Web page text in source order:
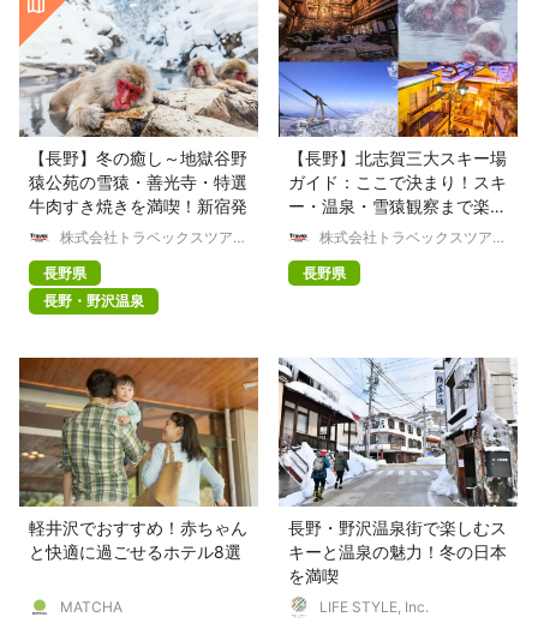
【長野】冬の癒し～地獄谷野
猿公苑の雪猿・善光寺・特選
牛肉すき焼きを満喫！新宿発
株式会社トラベックスツアー
ズ
長野県
長野・野沢温泉
【長野】北志賀三大スキー場
ガイド：ここで決まり！スキ
ー・温泉・雪猿観察まで楽し
む
株式会社トラベックスツアー
ズ
長野県
軽井沢でおすすめ！赤ちゃん
と快適に過ごせるホテル8選
MATCHA
長野・野沢温泉街で楽しむス
キーと温泉の魅力！冬の日本
を満喫
LIFE STYLE, Inc.